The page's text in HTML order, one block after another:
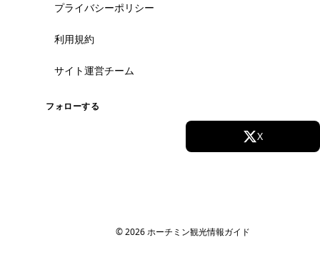
プライバシーポリシー
利用規約
サイト運営チーム
フォローする
X
© 2026 ホーチミン観光情報ガイド